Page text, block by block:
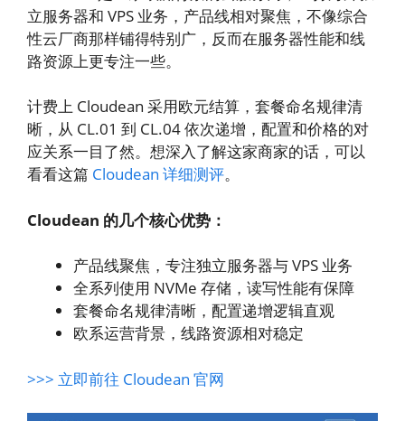
立服务器和 VPS 业务，产品线相对聚焦，不像综合
性云厂商那样铺得特别广，反而在服务器性能和线
路资源上更专注一些。
计费上 Cloudean 采用欧元结算，套餐命名规律清
晰，从 CL.01 到 CL.04 依次递增，配置和价格的对
应关系一目了然。想深入了解这家商家的话，可以
看看这篇 Cloudean 详细测评。
Cloudean 的几个核心优势：
产品线聚焦，专注独立服务器与 VPS 业务
全系列使用 NVMe 存储，读写性能有保障
套餐命名规律清晰，配置递增逻辑直观
欧系运营背景，线路资源相对稳定
>>> 立即前往 Cloudean 官网